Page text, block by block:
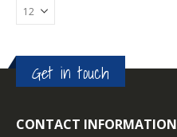
Get in touch
CONTACT INFORMATION